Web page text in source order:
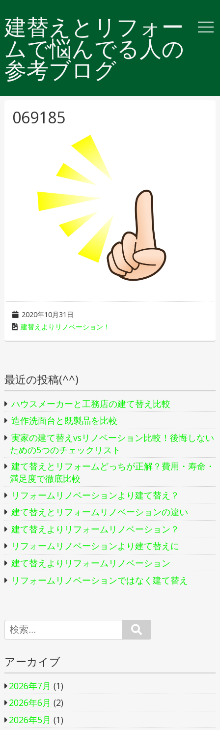
建替えとリフォー
ムで悩んでる人の
参考ブログ
069185
2020年10月31日
建替えよりリノベーション！
最近の投稿(^^)
ハウスメーカーと工務店の建て替え比較
造作洗面台と既製品を比較
実家の建て替えvsリノベーション比較！後悔しない
ための5つのチェックリスト
建て替えとリフォームどっちが正解？費用・寿命・
満足度で徹底比較
リフォームリノベーションより建て替え？
建て替えとリフォームリノベーションの違い
建て替えよりリフォームリノベーション？
リフォームリノベーションより建て替えに
建て替えよりリフォームリノベーション
リフォームリノベーションではなく建て替え
アーカイブ
2026年7月 (1)
2026年6月 (2)
2026年5月 (1)